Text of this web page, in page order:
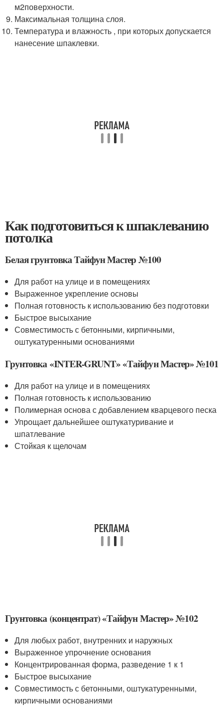
м2поверхности.
Максимальная толщина слоя.
Температура и влажность , при которых допускается
нанесение шпаклевки.
Как подготовиться к шпаклеванию
потолка
Белая грунтовка Тайфун Мастер №100
Для работ на улице и в помещениях
Выраженное укрепление основы
Полная готовность к использованию без подготовки
Быстрое высыхание
Совместимость с бетонными, кирпичными,
оштукатуренными основаниями
Грунтовка «INTER-GRUNT» «Тайфун Мастер» №101
Для работ на улице и в помещениях
Полная готовность к использованию
Полимерная основа с добавлением кварцевого песка
Упрощает дальнейшее оштукатуривание и
шпатлевание
Стойкая к щелочам
Грунтовка (концентрат) «Тайфун Мастер» №102
Для любых работ, внутренних и наружных
Выраженное упрочнение основания
Концентрированная форма, разведение 1 к 1
Быстрое высыхание
Совместимость с бетонными, оштукатуренными,
кирпичными основаниями